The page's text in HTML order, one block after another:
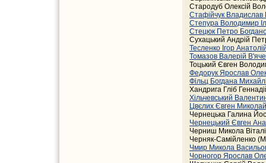
Стародуб Олексій
Стафійчук
Степура Володимир
Стецюк Петро
Сухацький Андрій
Тесленко Ігор
Томазов Валерій
Тоцький Євген
Федорук Ярослав
Фільц Богдана
Хандрига Гліб
Хільчевський
Цвєлих Євген
Чернецька Галина
Чернецький Євген
Черниш Микола
Черняк-Самійленко
Чмир Микола
Чорногор Ярослав